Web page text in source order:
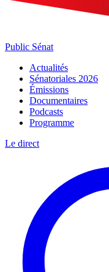
Public Sénat
Actualités
Sénatoriales 2026
Émissions
Documentaires
Podcasts
Programme
Le direct